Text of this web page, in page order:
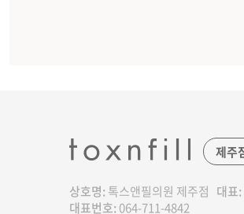
상호명: 톡스앤필의원 제주점 대표:
대표번호: 064-711-4842